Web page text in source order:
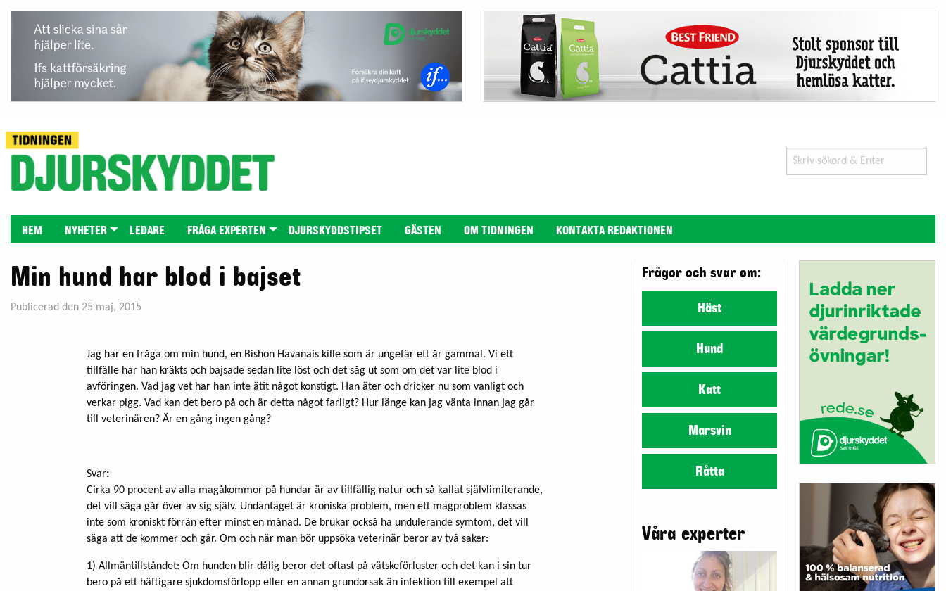
Search
for:
HEM NYHETER LEDARE FRÅGA EXPERTEN DJURSKYDDSTIPSET GÄSTEN OM TIDNINGEN KONTAKTA REDAKTIONEN
Min hund har blod i bajset
Publicerad den 25 maj, 2015
Jag har en fråga om min hund, en Bishon Havanais kille som är ungefär ett år gammal. Vi ett
tillfälle har han kräkts och bajsade sedan lite löst och det såg ut som om det var lite blod i
avföringen. Vad jag vet har han inte ätit något konstigt. Han äter och dricker nu som vanligt och
verkar pigg. Vad kan det bero på och är detta något farligt? Hur länge kan jag vänta innan jag går
till veterinären? Är en gång ingen gång?
Svar:
Cirka 90 procent av alla magåkommor på hundar är av tillfällig natur och så kallat självlimiterande,
det vill säga går över av sig själv. Undantaget är kroniska problem, men ett magproblem klassas
inte som kroniskt förrän efter minst en månad. De brukar också ha undulerande symtom, det vill
säga att de kommer och går. Om och när man bör uppsöka veterinär beror av två saker:
1) Allmäntillståndet: Om hunden blir dålig beror det oftast på vätskeförluster och det kan i sin tur
bero på ett häftigare sjukdomsförlopp eller en annan grundorsak än infektion till exempel att
Frågor och svar om:
Häst
Hund
Katt
Marsvin
Råtta
Våra experter